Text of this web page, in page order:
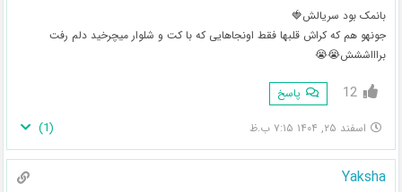
بانمک بود سریالش🍓
جونهو هم که کراش قلبها فقط اونجاهایی که با کت و شلوار میچرخید دلم رفت
براااششش😭😭
12 پاسخ
اسفند ۲۵, ۱۴۰۴ ۷:۱۵ ب.ظ (
1
)
Yaksha